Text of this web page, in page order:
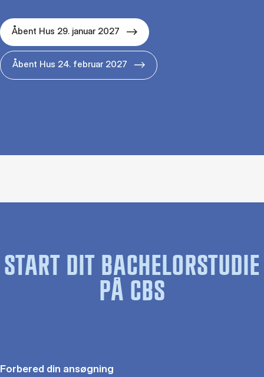
Åbent Hus 29. januar 2027
Åbent Hus 24. februar 2027
START DIT BACHELORSTUDIE
PÅ CBS
Forbered din ansøgning